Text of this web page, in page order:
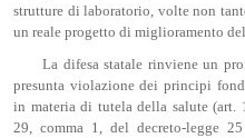
strutture di laboratorio, volte non
un reale progetto di miglioramento
La difesa statale rinviene un
presunta violazione dei principi
in materia di tutela della salute (art.
29, comma 1, del decreto-legge